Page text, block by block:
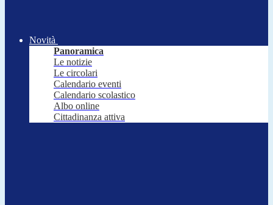
Novità
Panoramica
Le notizie
Le circolari
Calendario eventi
Calendario scolastico
Albo online
Cittadinanza attiva